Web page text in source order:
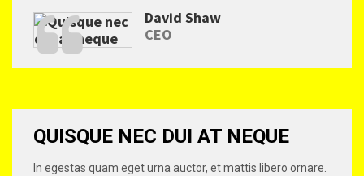
David Shaw
CEO
QUISQUE NEC DUI AT NEQUE
In egestas quam eget urna auctor, et mattis libero ornare.